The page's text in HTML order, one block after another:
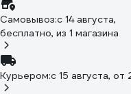
Самовывоз:c 14 августа,
бесплатно, из 1 магазина
Курьером:c 15 августа, от